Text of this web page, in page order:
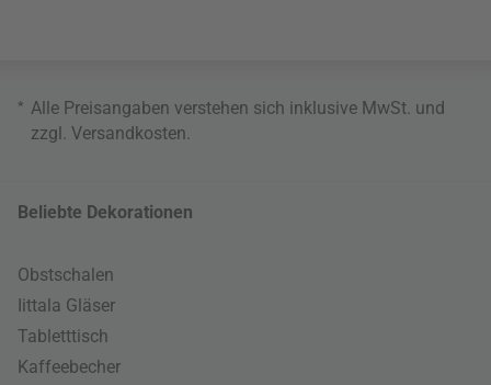
* Alle Preisangaben verstehen sich inklusive MwSt. und
zzgl. Versandkosten
Beliebte Dekorationen
Obstschalen
Iittala Gläser
Tabletttisch
Kaffeebecher